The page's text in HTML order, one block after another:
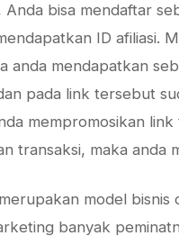
Anda bisa mendaftar
ID afiliasi.
anda mendapatkan
pada link tersebut
mempromosikan
transaksi, maka anda
model
banyak